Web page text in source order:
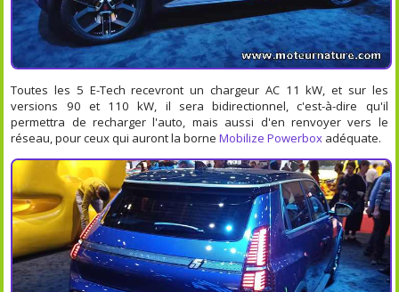
Toutes les 5 E-Tech recevront un chargeur AC 11 kW, et sur les
versions 90 et 110 kW, il sera bidirectionnel, c'est-à-dire qu'il
permettra de recharger l'auto, mais aussi d'en renvoyer vers le
réseau, pour ceux qui auront la borneMobilize Powerbox adéquate.